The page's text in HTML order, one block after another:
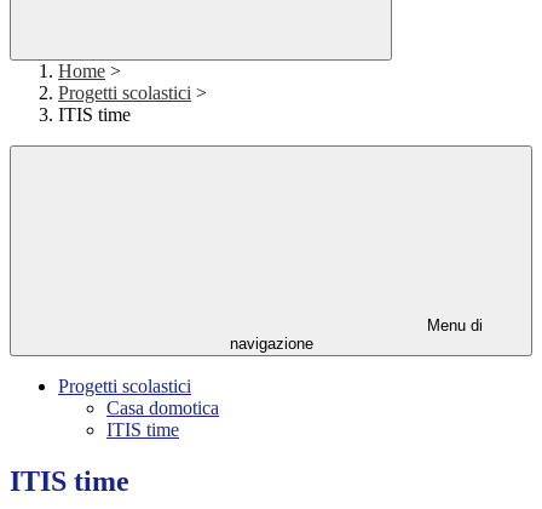
Home >
Progetti scolastici >
ITIS time
Menu di
navigazione
Progetti scolastici
Casa domotica
ITIS time
ITIS time